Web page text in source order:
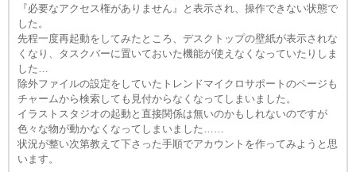
『必要なアクセス権がありません』と表示され、操作できない状態で
した。
先程一度再起動をしてみたところ、デスクトップの壁紙が表示されな
くなり、タスクバーに置いておいた機能が使えなくなっていたりしま
した…
除外ファイルの設定をしていたトレンドマイクロサポートのページも
チャームから検索しても見付からなくなってしまいました。
イラストスタジオの起動と直接関係は無いのかもしれないのですが
色々な物が動かなくなってしまいました……
状況が整い次第教えて下さった手順でアカウントを作ってみようと思
います。